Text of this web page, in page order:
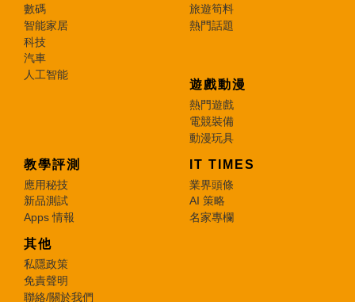
數碼
智能家居
科技
汽車
人工智能
旅遊筍料
熱門話題
遊戲動漫
熱門遊戲
電競裝備
動漫玩具
教學評測
應用秘技
新品測試
Apps 情報
IT TIMES
業界頭條
AI 策略
名家專欄
其他
私隱政策
免責聲明
聯絡/關於我們